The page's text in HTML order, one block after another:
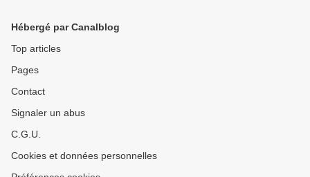
Hébergé par Canalblog
Top articles
Pages
Contact
Signaler un abus
C.G.U.
Cookies et données personnelles